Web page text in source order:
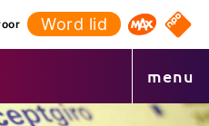
Word lid Omroep
NPO
menu